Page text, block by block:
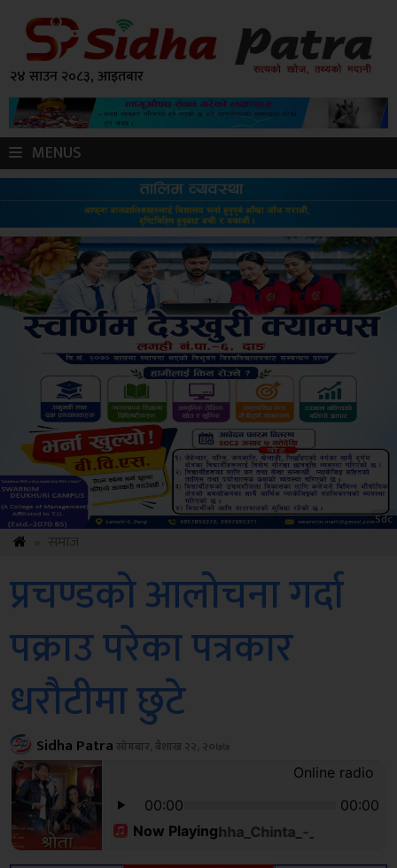
२४ साउन २०८३, आइतबार
MENUS
ksbus
प्रचण्डको आलोचना गर्दा
पक्राउ परेका पत्रकार
धरौटीमा छुटे
Sidha Patraसोमबार, बैशाख २२, २०७७